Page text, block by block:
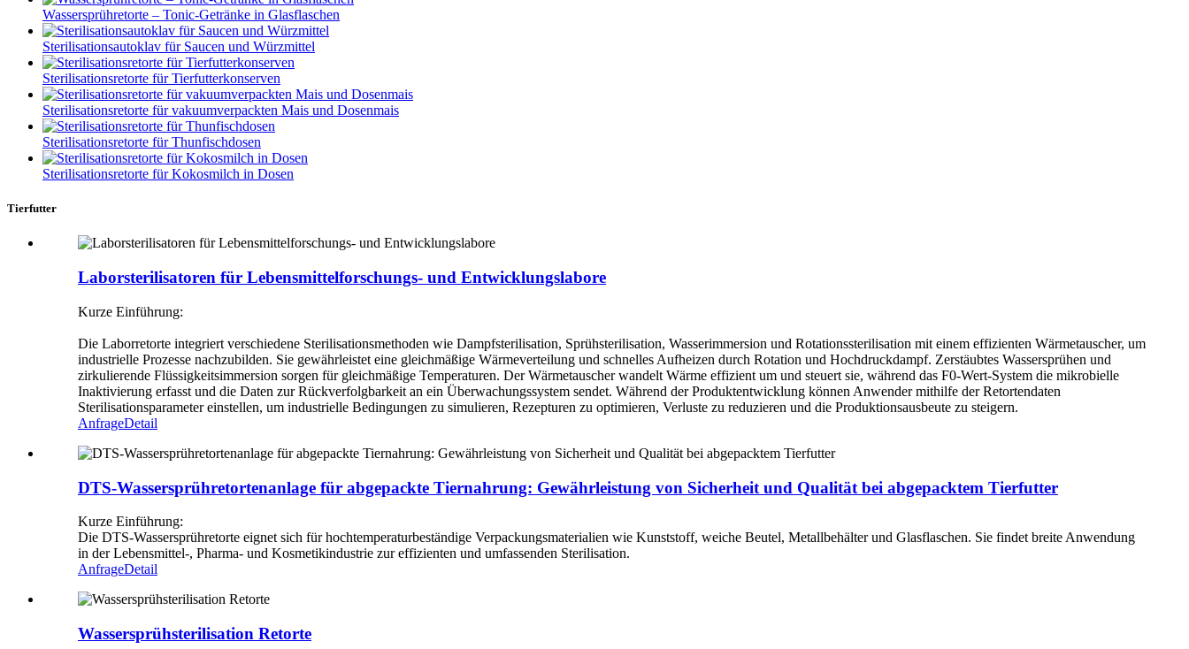
Wassersprühretorte – Tonic-Getränke in Glasflaschen
Sterilisationsautoklav für Saucen und Würzmittel
Sterilisationsretorte für Tierfutterkonserven
Sterilisationsretorte für vakuumverpackten Mais und Dosenmais
Sterilisationsretorte für Thunfischdosen
Sterilisationsretorte für Kokosmilch in Dosen
Tierfutter
Laborsterilisatoren für Lebensmittelforschungs- und Entwicklungslabore
Kurze Einführung:
Die Laborretorte integriert verschiedene Sterilisationsmethoden wie Dampfsterilisation, Sprühsterilisation, Wasserimmersion und Rotationssterilisation mit einem effizienten Wärmetauscher, um
industrielle Prozesse nachzubilden. Sie gewährleistet eine gleichmäßige Wärmeverteilung und schnelles Aufheizen durch Rotation und Hochdruckdampf. Zerstäubtes Wassersprühen und
zirkulierende Flüssigkeitsimmersion sorgen für gleichmäßige Temperaturen. Der Wärmetauscher wandelt Wärme effizient um und steuert sie, während das F0-Wert-System die mikrobielle
Inaktivierung erfasst und die Daten zur Rückverfolgbarkeit an ein Überwachungssystem sendet. Während der Produktentwicklung können Anwender mithilfe der Retortendaten
Sterilisationsparameter einstellen, um industrielle Bedingungen zu simulieren, Rezepturen zu optimieren, Verluste zu reduzieren und die Produktionsausbeute zu steigern.
AnfrageDetail
DTS-Wassersprühretortenanlage für abgepackte Tiernahrung: Gewährleistung von Sicherheit und Qualität bei abgepacktem Tierfutter
Kurze Einführung:
Die DTS-Wassersprühretorte eignet sich für hochtemperaturbeständige Verpackungsmaterialien wie Kunststoff, weiche Beutel, Metallbehälter und Glasflaschen. Sie findet breite Anwendung
in der Lebensmittel-, Pharma- und Kosmetikindustrie zur effizienten und umfassenden Sterilisation.
AnfrageDetail
Wassersprühsterilisation Retorte